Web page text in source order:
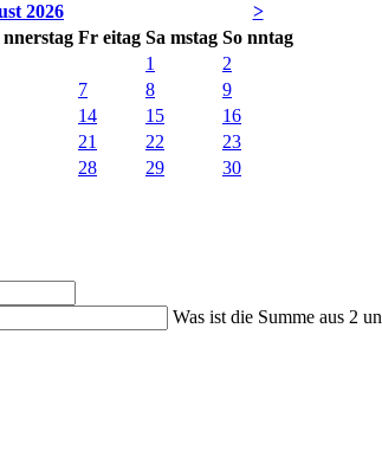
2026
>
nnerstag Fr eitag Sa mstag So nntag
1
2
7 8
9
14 15
16
21 22
23
28 29
30
Was ist die Summe aus 2